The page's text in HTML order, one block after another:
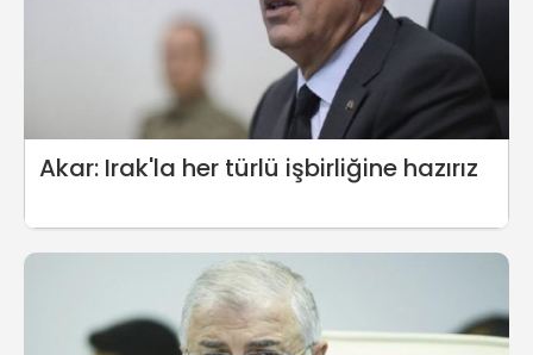
Akar: Irak'la her türlü işbirliğine hazırız